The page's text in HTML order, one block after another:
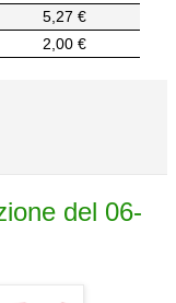
5,27 €
2,00 €
del 06-